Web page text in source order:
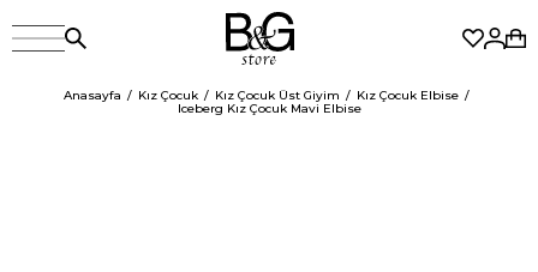
Anasayfa Kız Çocuk Kız Çocuk Üst Giyim
Kız Çocuk Elbise
Iceberg Kız Çocuk Mavi Elbise